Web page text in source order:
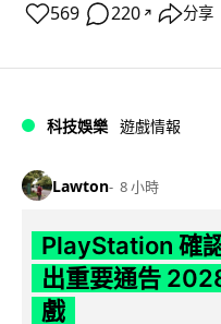
569 220 ↗ 分享
科技娛樂 遊戲情報
Lawton 8 小時
PlayStation 確
出重要通告
戲